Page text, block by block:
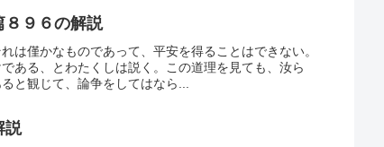
９６の解説
僅かなものであって、平安を得ることはできない。
ある、とわたくしは説く。この道理を見ても、汝ら
と観じて、論争をしてはなら...
説